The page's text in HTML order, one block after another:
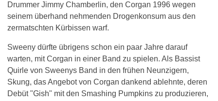
Drummer Jimmy Chamberlin, den Corgan 1996 wegen
seinem überhand nehmenden Drogenkonsum aus den
zermatschten Kürbissen warf.
Sweeny dürfte übrigens schon ein paar Jahre darauf
warten, mit Corgan in einer Band zu spielen. Als Bassist
Quirle von Sweenys Band in den frühen Neunzigern,
Skung, das Angebot von Corgan dankend ablehnte, deren
Debüt "Gish" mit den Smashing Pumpkins zu produzieren,